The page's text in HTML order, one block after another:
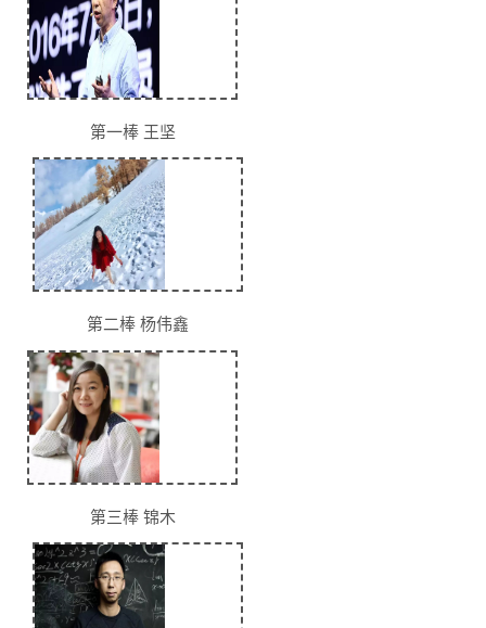
第一棒 王坚
第二棒 杨伟鑫
第三棒 锦木